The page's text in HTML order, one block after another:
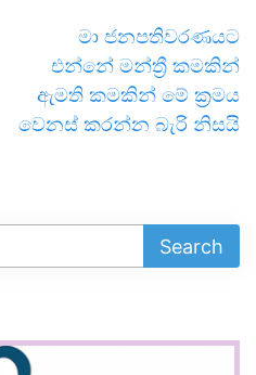
මා ජනපතිවරණයට
එන්නේ මන්ත්‍රී කමකින්
ඇමති කමකින් මේ ක්‍රමය
වෙනස් කරන්න බැරි නිසයි